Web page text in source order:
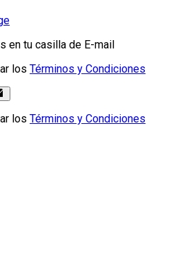
en tu casilla de E-mail
los Términos y Condiciones
los Términos y Condiciones